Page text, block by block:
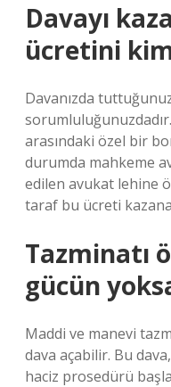
Davayı
ücretini
Davanızda
arasındaki özel bir
durumda mahkeme
edilen avukat lehine
taraf bu ücreti
Tazminatı
gücün
Maddi ve manevi
dava açabilir. Bu
haciz prosedürü